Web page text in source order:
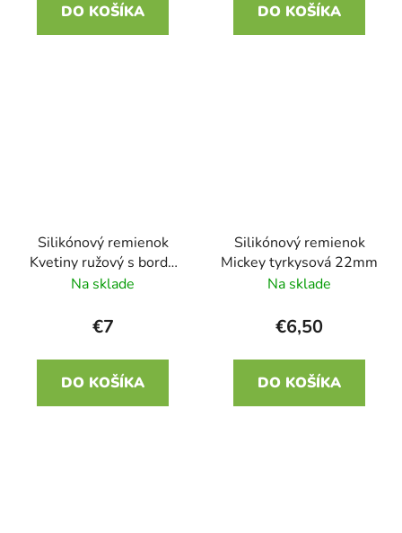
DO KOŠÍKA DO KOŠÍKA
Silikónový remienok
Kvetiny ružový s bordó
22mm
Na sklade
€7
DO KOŠÍKA
Silikónový remienok
Mickey tyrkysová 22mm
Na sklade
€6,50
DO KOŠÍKA